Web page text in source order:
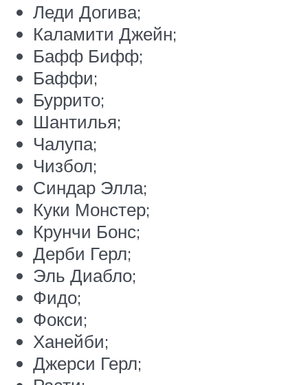
Леди Догива;
Каламити Джейн;
Бафф Бифф;
Баффи;
Буррито;
Шантилья;
Чалупа;
Чизбол;
Синдар Элла;
Куки Монстер;
Крунчи Бонс;
Дерби Герл;
Эль Диабло;
Фидо;
Фокси;
Ханейби;
Джерси Герл;